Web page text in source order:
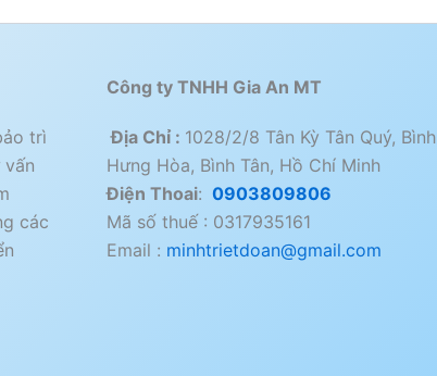
trì
vấn
các
Công ty TNHH Gia An MT
Địa Chỉ : 1028/2/8 Tân Kỳ Tân Quý, Bình
Hưng Hòa, Bình Tân, Hồ Chí Minh
Điện Thoai: 0903809806
Mã số thuế : 0317935161
Email : minhtrietdoan@gmail.com